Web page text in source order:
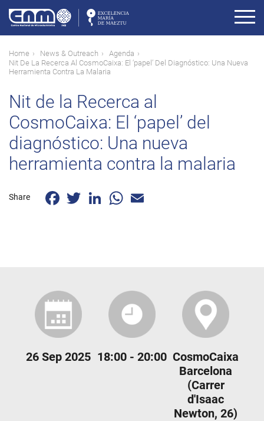
main
content
Breadcrumb
Home News & Outreach
Agenda
Nit De La Recerca Al CosmoCaixa: El ‘papel’ Del Diagnóstico: Una Nueva
Herramienta Contra La Malaria
Nit de la Recerca al
CosmoCaixa: El ‘papel’ del
diagnóstico: Una nueva
herramienta contra la malaria
Share FacebookTwitterLinkedInWhatsApp
26 Sep 2025 18:00 - 20:00 CosmoCaixa
Barcelona
(Carrer
d'Isaac
Newton, 26)